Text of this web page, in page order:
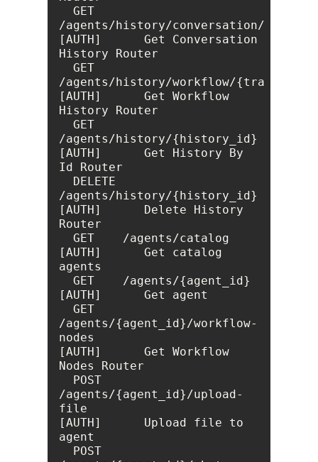
  GET
/agents/history/conversation/
[AUTH]      Get Conversation
  GET
/agents/history/workflow/{trace_id}
[AUTH]      Get Workflow
  GET
/agents/history/{history_id}
[AUTH]      Get History By
/agents/history/{history_id}
[AUTH]      Delete History
  GET    /agents/catalog
[AUTH]      Get catalog
  GET    /agents/{agent_id}
  GET
/agents/{agent_id}/workflow-
nodes
[AUTH]      Get Workflow
/agents/{agent_id}/upload-
file
[AUTH]      Upload file to